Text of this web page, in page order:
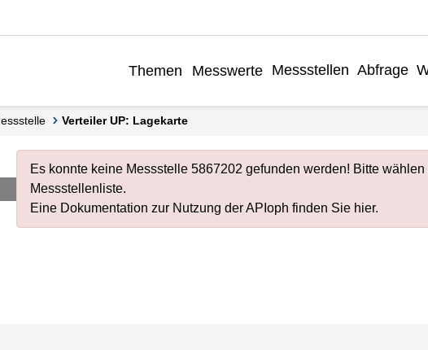
Themen Messwerte Messstellen Abfrage
Messstelle Verteiler UP: Lagekarte
Es konnte keine Messstelle 5867202 gefunden werden! Bitte
Messstellenliste.
Eine Dokumentation zur Nutzung der APIoph finden Sie hier.